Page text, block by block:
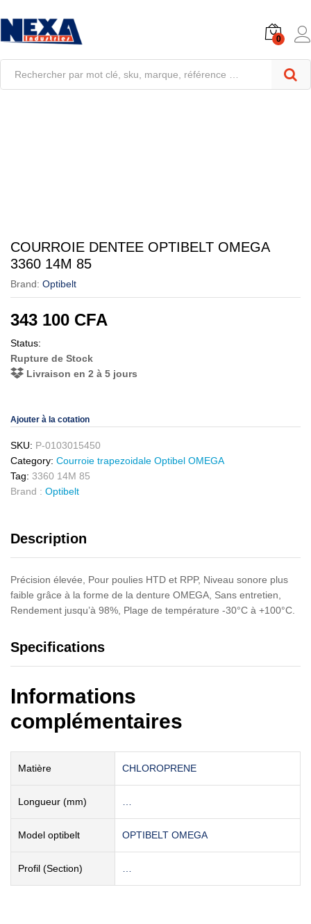
0
COURROIE DENTEE OPTIBELT OMEGA
3360 14M 85
Brand: Optibelt
343 100 CFA
Status:
Rupture de Stock
Livraison en 2 à 5 jours
Ajouter à la cotation
SKU: P-0103015450
Category: Courroie trapezoidale Optibel OMEGA
Tag: 3360 14M 85
Brand : Optibelt
Description
Précision élevée, Pour poulies HTD et RPP, Niveau sonore plus
faible grâce à la forme de la denture OMEGA, Sans entretien,
Rendement jusqu’à 98%, Plage de température -30°C à +100°C.
Specifications
Informations
complémentaires
Matière CHLOROPRENE
Longueur (mm)
Model optibelt OPTIBELT OMEGA
Profil (Section)